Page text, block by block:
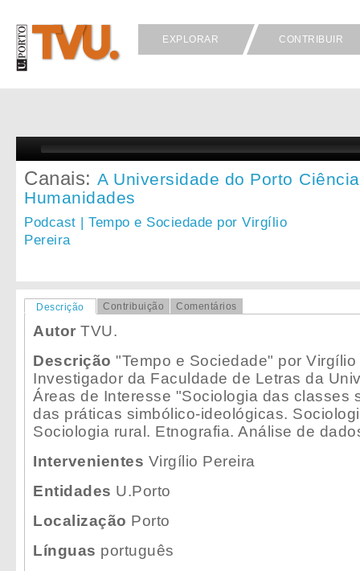
EXPLORAR CONTRIBUIR
Canais: A Universidade do Porto
Humanidades
Podcast | Tempo e Sociedade por Virgílio
Pereira
Descrição Contribuição Comentários
Autor TVU.
Descrição "Tempo e Sociedade" por
Investigador da Faculdade de Letras da
Áreas de Interesse "Sociologia das classes
das práticas simbólico-ideológicas.
Sociologia rural. Etnografia. Análise de
Intervenientes Virgílio Pereira
Entidades U.Porto
Localização Porto
Línguas português